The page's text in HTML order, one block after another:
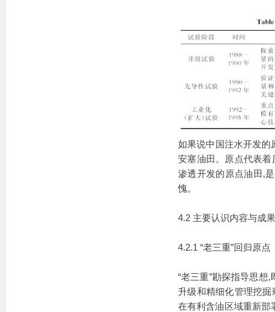
如果说中国注水开发的
安塞油田。原点代表
渗透开发的原点油田,
愧。
4.2 主要认识内容与成果
4.2.1 “老三重”回归原点
“老三重”勘探指导思想
升级和精细化管理挖
在有利含油区域重新部